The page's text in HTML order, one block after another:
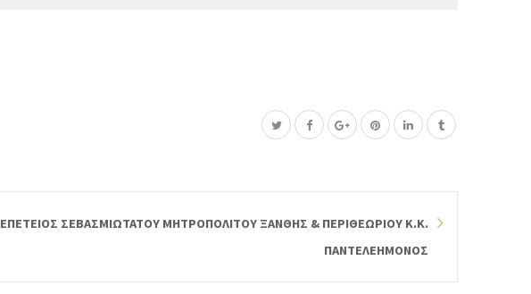
ΕΠΕΤΕΙΟΣ ΣΕΒΑΣΜΙΩΤΑΤΟΥ ΜΗΤΡΟΠΟΛΙΤΟΥ ΞΑΝΘΗΣ & ΠΕΡΙΘΕΩΡΙΟΥ Κ.Κ.
ΠΑΝΤΕΛΕΗΜΟΝΟΣ